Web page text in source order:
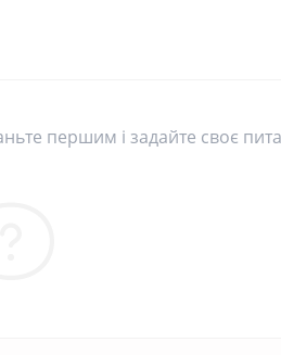
першим і задайте своє